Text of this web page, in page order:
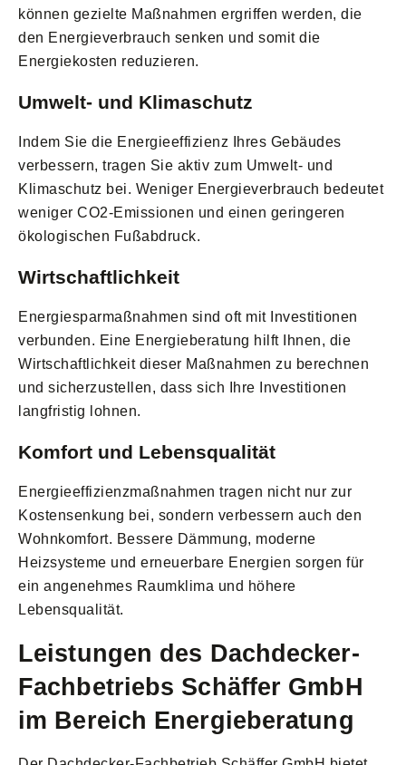
können gezielte Maßnahmen ergriffen werden, die
den Energieverbrauch senken und somit die
Energiekosten reduzieren.
Umwelt- und Klimaschutz
Indem Sie die Energieeffizienz Ihres Gebäudes
verbessern, tragen Sie aktiv zum Umwelt- und
Klimaschutz bei. Weniger Energieverbrauch bedeutet
weniger CO2-Emissionen und einen geringeren
ökologischen Fußabdruck.
Wirtschaftlichkeit
Energiesparmaßnahmen sind oft mit Investitionen
verbunden. Eine Energieberatung hilft Ihnen, die
Wirtschaftlichkeit dieser Maßnahmen zu berechnen
und sicherzustellen, dass sich Ihre Investitionen
langfristig lohnen.
Komfort und Lebensqualität
Energieeffizienzmaßnahmen tragen nicht nur zur
Kostensenkung bei, sondern verbessern auch den
Wohnkomfort. Bessere Dämmung, moderne
Heizsysteme und erneuerbare Energien sorgen für
ein angenehmes Raumklima und höhere
Lebensqualität.
Leistungen des Dachdecker-
Fachbetriebs Schäffer GmbH
im Bereich Energieberatung